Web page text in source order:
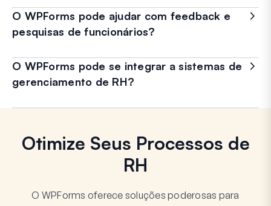
O WPForms pode ajudar com feedback e
pesquisas de funcionários?
O WPForms pode se integrar a sistemas de
gerenciamento de RH?
Otimize Seus Processos de
RH
O WPForms oferece soluções poderosas para